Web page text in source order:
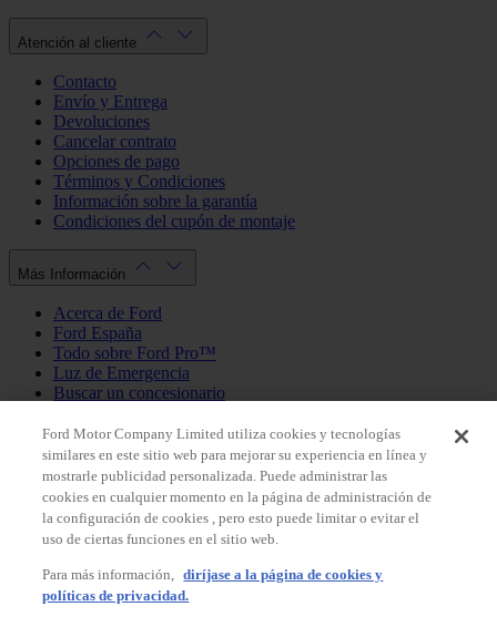
Atención al cliente
Contacto
Envío y Entrega
Devoluciones
Cancelar contrato
Opciones de pago
Términos y Condiciones
Información sobre la garantía
Condiciones del cupón de montaje
Más Información
Acerca de Ford
Ford España
Todo sobre Ford Pro™
Luz de Emergencia
Buscar un concesionario
Política de privacidad
Mi Cuenta
Iniciar sesión / Registrarse
Mis pedidos
País
Ford Motor Company Limited utiliza cookies y tecnologías
similares en este sitio web para mejorar su experiencia en línea y
mostrarle publicidad personalizada. Puede administrar las
cookies en cualquier momento en la página de administración de
la configuración de cookies , pero esto puede limitar o evitar el
uso de ciertas funciones en el sitio web.
Para más información, diríjase a la página de cookies y
políticas de privacidad.